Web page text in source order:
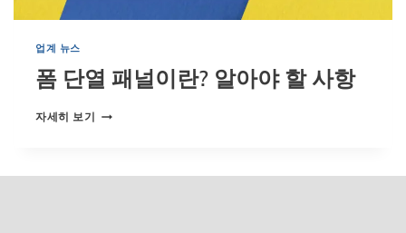
업계 뉴스
폼 단열 패널이란? 알아야 할 사항
자세히 보기 폼
널